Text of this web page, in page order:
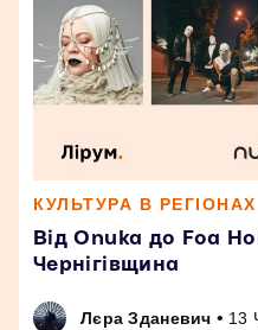
КУЛЬТУРА В РЕГІОНАХ
Від Onuka до Foa
Чернігівщина
Лєра Зданевич • 13